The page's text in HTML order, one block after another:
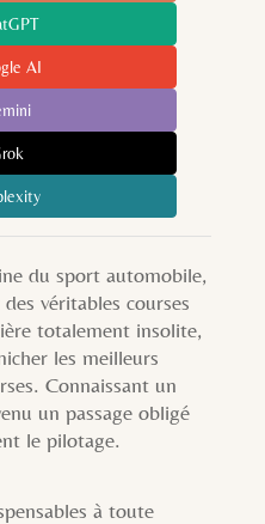
AI
du sport automobile,
véritables courses
totalement insolite,
les meilleurs
Connaissant un
un passage obligé
le pilotage.
à toute